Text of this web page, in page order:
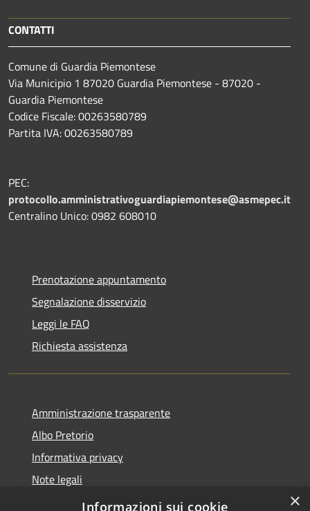
CONTATTI
Comune di Guardia Piemontese
Via Municipio 1 87020 Guardia Piemontese - 87020 -
Guardia Piemontese
Codice Fiscale: 00263580789
Partita IVA: 00263580789
PEC:
protocollo.amministrativoguardiapiemontese@asmepec.it
Centralino Unico: 0982 608010
Prenotazione appuntamento
Segnalazione disservizio
Leggi le FAQ
Richiesta assistenza
Amministrazione trasparente
Albo Pretorio
Informativa privacy
Note legali
Dichiarazione di accessibilità
×
Informazioni sui cookie